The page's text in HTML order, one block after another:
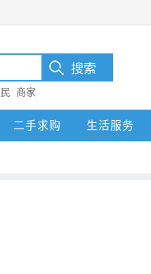
商家
二手求购 生活服务